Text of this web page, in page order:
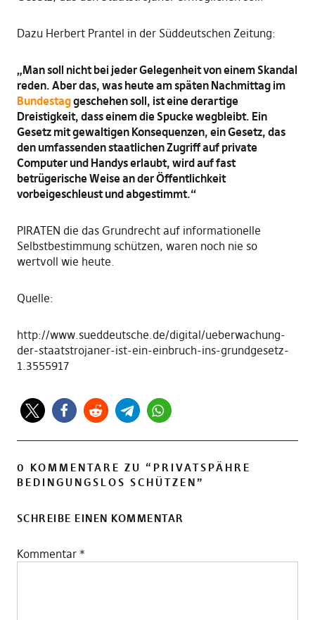
Dazu Herbert Prantel in der Süddeutschen Zeitung:
„Man soll nicht bei jeder Gelegenheit von einem Skandal
reden. Aber das, was heute am späten Nachmittag im
Bundestaggeschehen soll, ist eine derartige
Dreistigkeit, dass einem die Spucke wegbleibt. Ein
Gesetz mit gewaltigen Konsequenzen, ein Gesetz, das
den umfassenden staatlichen Zugriff auf private
Computer und Handys erlaubt, wird auf fast
betrügerische Weise an der Öffentlichkeit
vorbeigeschleust und abgestimmt.“
PIRATEN die das Grundrecht auf informationelle
Selbstbestimmung schützen, waren noch nie so
wertvoll wie heute.
Quelle:
http://www.sueddeutsche.de/digital/ueberwachung-
der-staatstrojaner-ist-ein-einbruch-ins-grundgesetz-
1.3555917
0 KOMMENTARE ZU “ PRIVATSPÄHRE
BEDINGUNGSLOS SCHÜTZEN”
SCHREIBE EINEN KOMMENTAR
Kommentar *